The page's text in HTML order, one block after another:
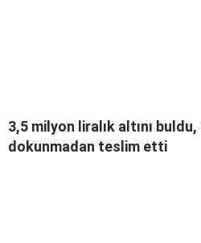
3,5 milyon liralık altını
dokunmadan teslim etti